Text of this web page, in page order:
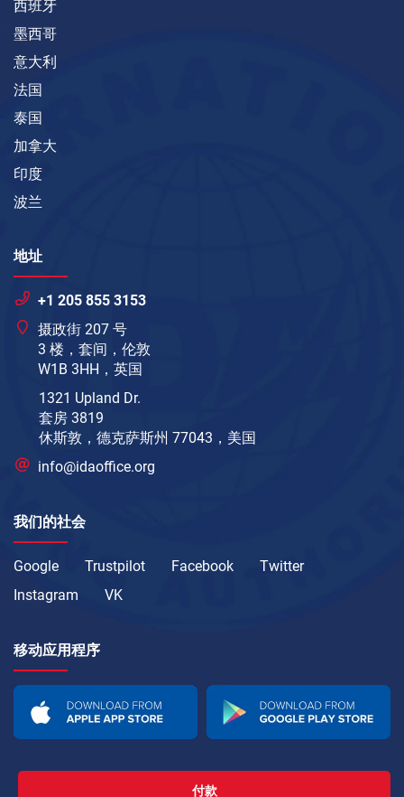
西班牙
墨西哥
意大利
法国
泰国
加拿大
印度
波兰
地址
+1 205 855 3153
摄政街 207 号
3 楼，套间，伦敦
W1B 3HH，英国
1321 Upland Dr.
套房 3819
休斯敦，德克萨斯州 77043，美国
info@idaoffice.org
我们的社会
Google Trustpilot Facebook
Twitter
Instagram
VK
移动应用程序
付款